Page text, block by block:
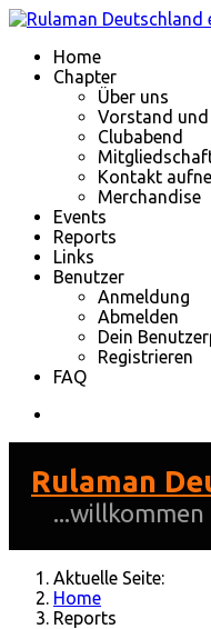
Home
Chapter
Über uns
Vorstand
Clubabend
Kontakt
Merchandise
Events
Reports
Links
Benutzer
Anmeldung
Abmelden
Dein
Registrieren
FAQ
Rulaman
...willkommen
Aktuelle Seite:
Home
Reports